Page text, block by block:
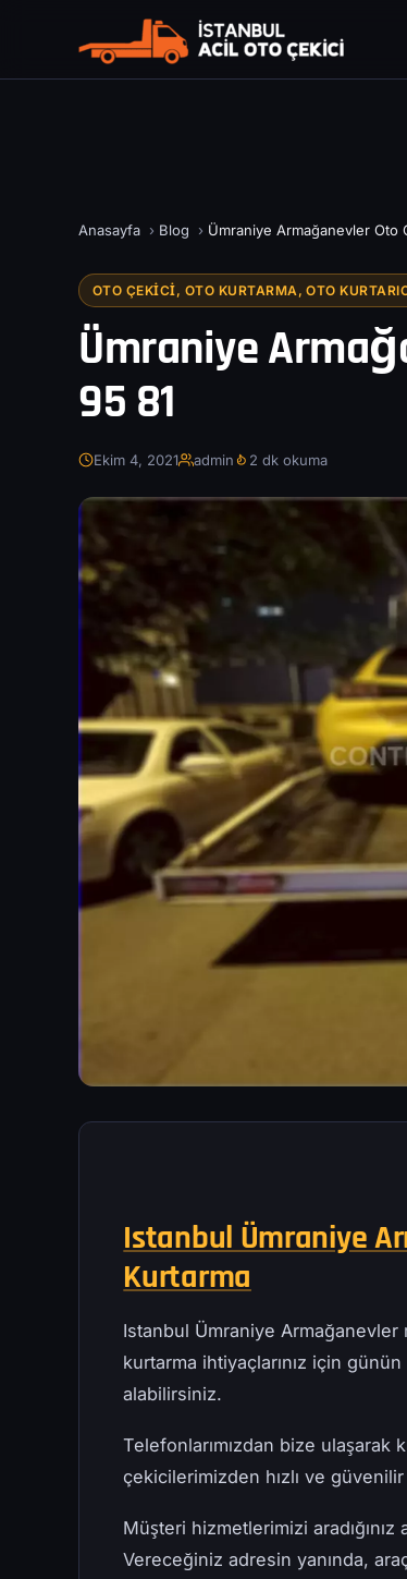
Anasayfa › Blog › Ümraniye Armağanevler Oto
OTO ÇEKICI, OTO KURTARMA, OTO
Ümraniye
95 81
Ekim 4, 2021 admin 2 dk okuma
Istanbul Ümraniye
Kurtarma
Istanbul Ümraniye Armağanevler
kurtarma ihtiyaçlarınız için
alabilirsiniz.
Telefonlarımızdan bize ulaşarak
çekicilerimizden hızlı ve
Müşteri hizmetlerimizi
Vereceğiniz adresin yanında,